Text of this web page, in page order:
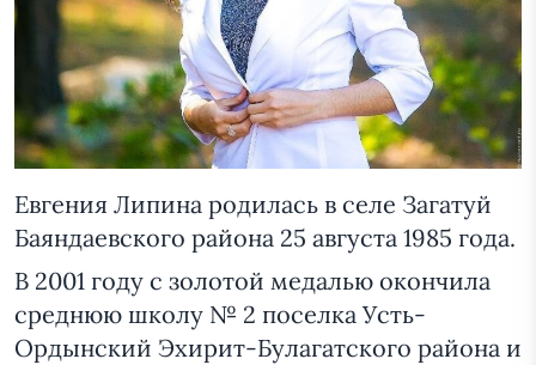
Евгения Липина родилась в селе Загатуй
Баяндаевского района 25 августа 1985 года.
В 2001 году с золотой медалью окончила
среднюю школу № 2 поселка Усть-
Ордынский Эхирит-Булагатского района и